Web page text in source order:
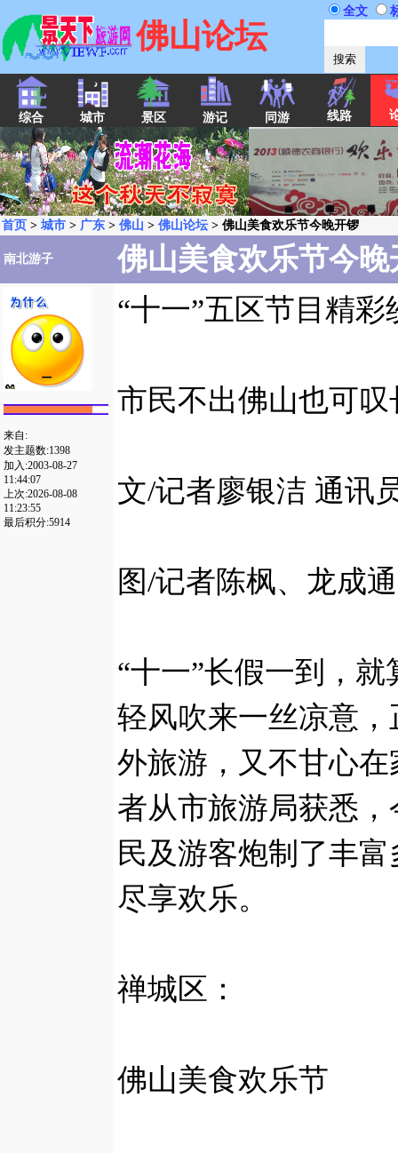
佛山论坛
全文
综合 城市 景区 游记 同游 线路
首页 > 城市 > 广东 > 佛山 > 佛山论坛 > 佛山美食欢乐节今晚开锣
南北游子 佛山美食欢乐节今晚
来自:
发主题数:1398
加入:2003-08-27
11:44:07
上次:2026-08-08
11:23:55
最后积分:5914
“十一”五区节目精彩
市民不出佛山也可叹
文/记者廖银洁 通讯
图/记者陈枫、龙成通
“十一”长假一到，
轻风吹来一丝凉意
外旅游，又不甘心
者从市旅游局获悉
民及游客炮制了丰
尽享欢乐。
禅城区：
佛山美食欢乐节